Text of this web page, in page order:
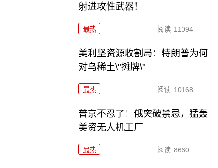
射进攻性武器！
最热 阅读 11094
美利坚资源收割局：特朗普为何
对乌稀土\"摊牌\"
最热 阅读 10168
普京不忍了！俄突破禁忌，猛轰
美资无人机工厂
最热 阅读 8660